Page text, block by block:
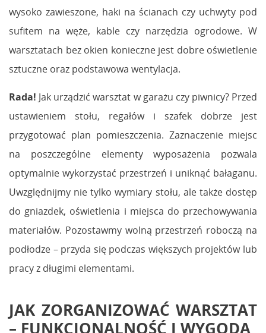
wysoko zawieszone, haki na ścianach czy uchwyty pod
sufitem na węże, kable czy narzędzia ogrodowe. W
warsztatach bez okien konieczne jest dobre oświetlenie
sztuczne oraz podstawowa wentylacja.
Rada! Jak urządzić warsztat w garażu czy piwnicy? Przed
ustawieniem stołu, regałów i szafek dobrze jest
przygotować plan pomieszczenia. Zaznaczenie miejsc
na poszczególne elementy wyposażenia pozwala
optymalnie wykorzystać przestrzeń i uniknąć bałaganu.
Uwzględnijmy nie tylko wymiary stołu, ale także dostęp
do gniazdek, oświetlenia i miejsca do przechowywania
materiałów. Pozostawmy wolną przestrzeń roboczą na
podłodze – przyda się podczas większych projektów lub
pracy z długimi elementami.
JAK ZORGANIZOWAĆ WARSZTAT
– FUNKCJONALNOŚĆ I WYGODA